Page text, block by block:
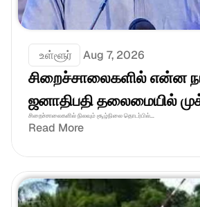
உள்ளூர் Aug 7, 2026
சிறைச்சாலைகளில் என்ன
ஜனாதிபதி தலைமையில்
சிறைச்சாலைகளில் நிலவும் சூழ்நிலை தொடர்பில்...
Read More